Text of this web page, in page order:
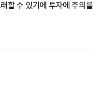
할 수 있기에 투자에 주의를